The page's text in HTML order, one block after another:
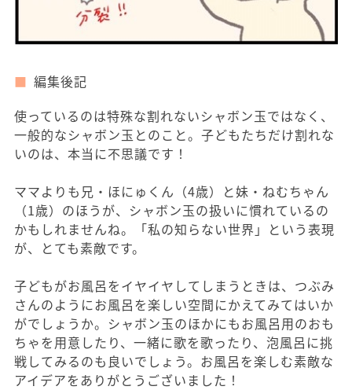
編集後記
使っているのは特殊な割れないシャボン玉ではなく、
一般的なシャボン玉とのこと。子どもたちだけ割れな
いのは、本当に不思議です！
ママよりも兄・ほにゅくん（4歳）と妹・ねむちゃん
（1歳）のほうが、シャボン玉の扱いに慣れているの
かもしれませんね。「私の知らない世界」という表現
が、とても素敵です。
子どもがお風呂をイヤイヤしてしまうときは、つぶみ
さんのようにお風呂を楽しい空間にかえてみてはいか
がでしょうか。シャボン玉のほかにもお風呂用のおも
ちゃを用意したり、一緒に歌を歌ったり、泡風呂に挑
戦してみるのも良いでしょう。お風呂を楽しむ素敵な
アイデアをありがとうございました！